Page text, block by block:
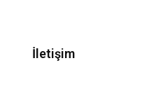
İletişim